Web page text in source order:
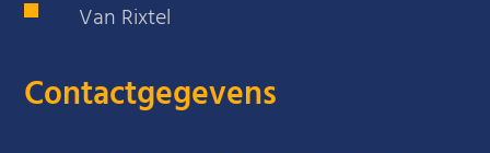
Van Rixtel
Contactgegevens